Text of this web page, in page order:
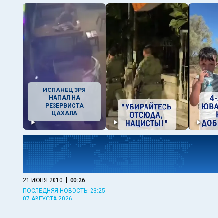
ИСПАНЕЦ ЗРЯ
НАПАЛ НА
РЕЗЕРВИСТА
ЦАХАЛА
21 ИЮНЯ 2010 | 00:26
ПОСЛЕДНЯЯ НОВОСТЬ: 23:25
07 АВГУСТА 2026